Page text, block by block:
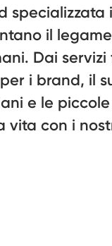
il
Dai
i brand, il
e le
vita con i